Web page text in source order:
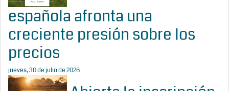
española afronta una
creciente presión sobre los
precios
jueves, 30 de julio de 2026